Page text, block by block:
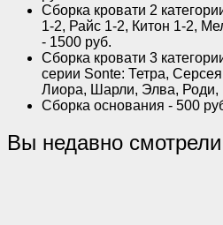
Сборка кровати 2
1-2, Райс 1-2, Китон 1-2,
- 1500 руб.
Сборка кровати 3
серии Sonte: Тетра,
Лиора, Шарли, Элва, Роди,
Сборка основания - 500
Вы недавно смотрели